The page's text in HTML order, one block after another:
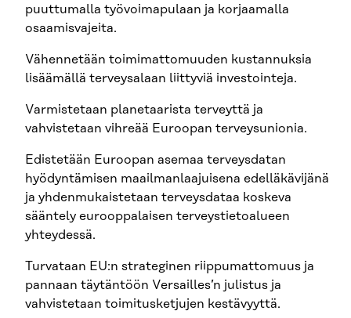
puuttumalla työvoimapulaan ja korjaamalla
osaamisvajeita.
Vähennetään toimimattomuuden kustannuksia
lisäämällä terveysalaan liittyviä investointeja.
Varmistetaan planetaarista terveyttä ja
vahvistetaan vihreää Euroopan terveysunionia.
Edistetään Euroopan asemaa terveysdatan
hyödyntämisen maailmanlaajuisena edelläkävijänä
ja yhdenmukaistetaan terveysdataa koskeva
sääntely eurooppalaisen terveystietoalueen
yhteydessä.
Turvataan EU:n strateginen riippumattomuus ja
pannaan täytäntöön Versailles’n julistus ja
vahvistetaan toimitusketjujen kestävyyttä.